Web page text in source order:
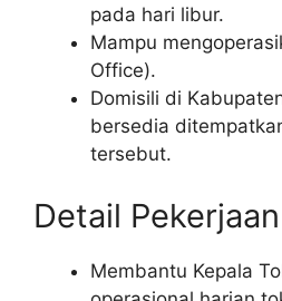
pada hari libur.
Mampu
Office).
Domisili di
bersedia
tersebut.
Detail Pekerjaan
Membantu Kepala